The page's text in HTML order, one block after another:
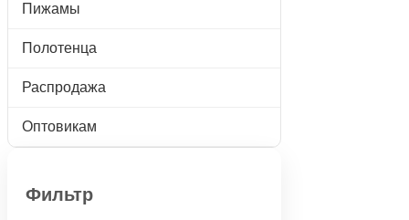
Пижамы
Полотенца
Распродажа
Оптовикам
Фильтр